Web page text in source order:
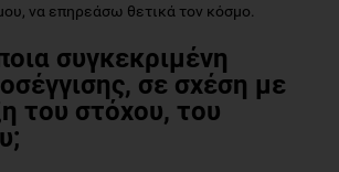
να επηρεάσω θετικά τον κόσμο.
συγκεκριμένη
σε σχέση με
του στόχου, του